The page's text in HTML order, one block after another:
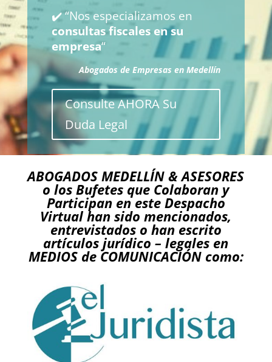
✔️ “Nos especializamos en
consultas fiscales en su
empresa“
Abogados de Empresas en Medellín
Consulte AHORA Su
Duda Legal
ABOGADOS MEDELLÍN & ASESORES
o los Bufetes que Colaboran y
Participan en este Despacho
Virtual han sido mencionados,
entrevistados o han escrito
artículos jurídico – legales en
MEDIOS de COMUNICACIÓN como: